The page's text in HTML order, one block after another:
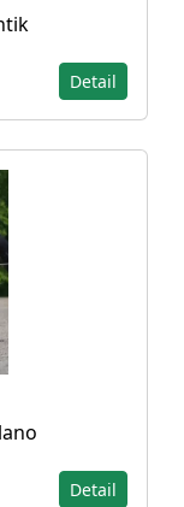
Detail
Detail